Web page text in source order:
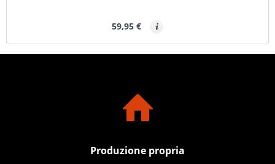
59,95 €
Produzione propria